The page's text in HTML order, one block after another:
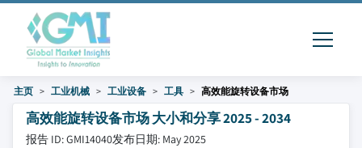
主页 工业机械 工业设备 工具 高效能旋转设备市场
高效能旋转设备市场 大小和分享 2025 - 2034
报告 ID: GMI14040发布日期: May 2025